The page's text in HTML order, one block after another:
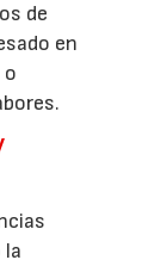
de
en
la